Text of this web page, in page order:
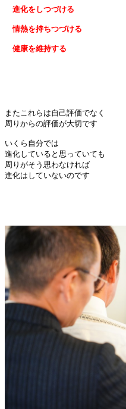
情熱を持ちつづける
健康を維持する
またこれらは自己評価でなく
周りからの評価が大切です
いくら自分では
進化していると思っていても
周りがそう思わなければ
進化はしていないのです